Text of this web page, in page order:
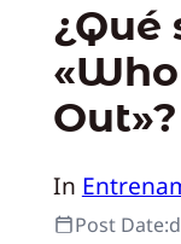
Out»?
In
Post Date: